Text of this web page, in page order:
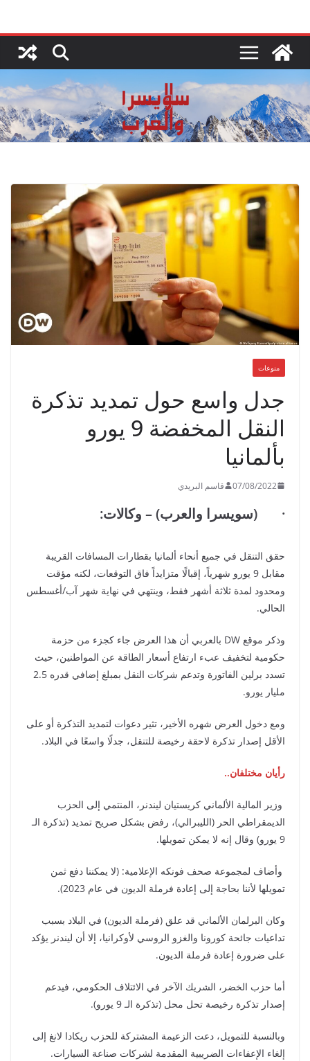
content
منوعات
جدل واسع حول تمديد تذكرة
النقل المخفضة 9 يورو
بألمانيا
07/08/2022 قاسم البريدي
· (سويسرا والعرب) – وكالات:
حقق التنقل في جميع أنحاء ألمانيا بقطارات المسافات القريبة
مقابل 9 يورو شهرياً، إقبالًا متزايداً فاق التوقعات، لكنه مؤقت
ومحدود لمدة ثلاثة أشهر فقط، وينتهي في نهاية شهر آب/أغسطس
الحالي.
وذكر موقع DW بالعربي أن هذا العرض جاء كجزء من حزمة
حكومية لتخفيف عبء ارتفاع أسعار الطاقة عن المواطنين، حيث
تسدد برلين الفاتورة وتدعم شركات النقل بمبلغ إضافي قدره 2.5
مليار يورو.
ومع دخول العرض شهره الأخير، تثير دعوات لتمديد التذكرة أو على
الأقل إصدار تذكرة لاحقة رخيصة للتنقل، جدلًا واسعًا في البلاد.
رأيان مختلفان..
وزير المالية الألماني كريستيان ليندنر، المنتمي إلى الحزب
الديمقراطي الحر (الليبرالي)، رفض بشكل صريح تمديد (تذكرة الـ
9 يورو) وقال إنه لا يمكن تمويلها.
وأضاف لمجموعة صحف فونكه الإعلامية: (لا يمكننا دفع ثمن
تمويلها لأننا بحاجة إلى إعادة فرملة الديون في عام 2023).
وكان البرلمان الألماني قد علق (فرملة الديون) في البلاد بسبب
تداعيات جائحة كورونا والغزو الروسي لأوكرانيا، إلا أن ليندنر يؤكد
على ضرورة إعادة فرملة الديون.
أما حزب الخضر، الشريك الآخر في الائتلاف الحكومي، فيدعم
إصدار تذكرة رخيصة تحل محل (تذكرة الـ 9 يورو).
وبالنسبة للتمويل، دعت الزعيمة المشتركة للحزب ريكادا لانغ إلى
إلغاء الإعفاءات الضريبية المقدمة لشركات صناعة السيارات.